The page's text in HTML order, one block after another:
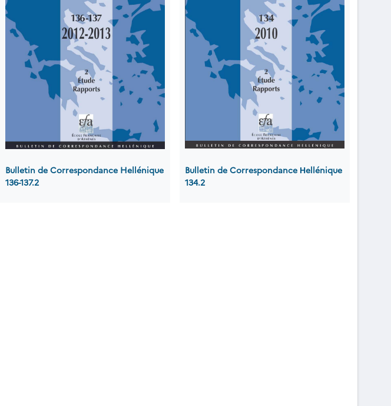
Bulletin de Correspondance Hellénique
136-137.2
Bulletin de Correspondance Ηellénique
134.2